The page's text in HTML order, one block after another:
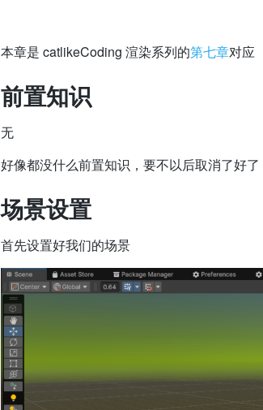
本章是 catlikeCoding 渲染系列的第七章对应
前置知识
无
好像都没什么前置知识，要不以后取消了好了
场景设置
首先设置好我们的场景